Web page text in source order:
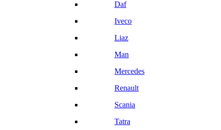
Daf
Iveco
Liaz
Man
Mercedes
Renault
Scania
Tatra